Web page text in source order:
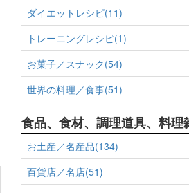
ダイエットレシピ(11)
トレーニングレシピ(1)
お菓子／スナック(54)
世界の料理／食事(51)
食品、食材、調理道具、料理
お土産／名産品(134)
百貨店／名店(51)